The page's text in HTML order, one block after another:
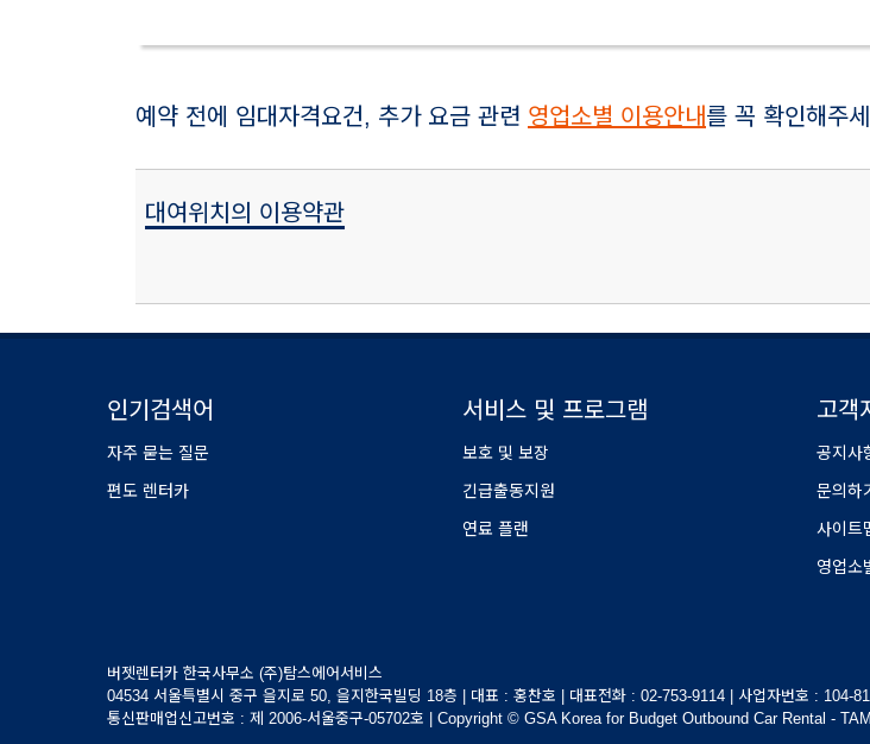
예약 전에 임대자격요건, 추가 요금 관련 영업소별 이용안내를 꼭 확인해주
대여위치의 이용약관
인기검색어
자주 묻는 질문
편도 렌터카
서비스 및 프로그램
보호 및 보장
긴급출동지원
연료 플랜
고객
공지사
문의하
사이트
영업소
버젯렌터카 한국사무소 (주)탐스에어서비스
04534 서울특별시 중구 을지로 50, 을지한국빌딩 18층 | 대표 : 홍찬호 | 대표전화 : 02-753-9114 | 사업자번호 : 104-
통신판매업신고번호 : 제 2006-서울중구-05702호 | Copyright © GSA Korea for Budget Outbound Car Rental -